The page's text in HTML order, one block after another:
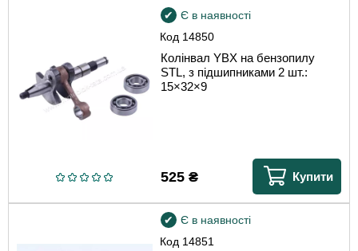
Код 14850
Є в наявності
Колінвал YBX на бензопилу
STL, з підшипниками 2 шт.:
15×32×9
525₴ Купити
Код 14851
Є в наявності